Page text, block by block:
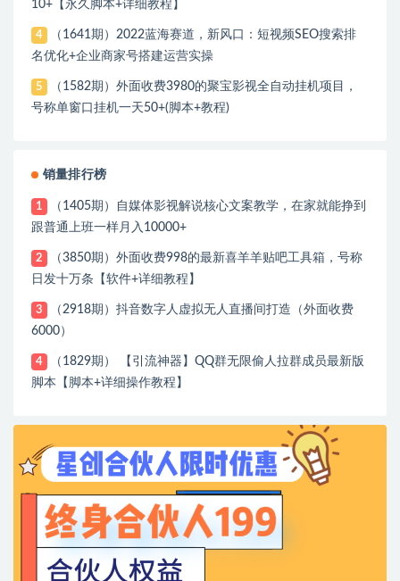
10+【永久脚本+详细教程】
4
（1641期）2022蓝海赛道，新风口：短视频SEO搜索排
名优化+企业商家号搭建运营实操
5
（1582期）外面收费3980的聚宝影视全自动挂机项目，
号称单窗口挂机一天50+(脚本+教程)
销量排行榜
1
（1405期）自媒体影视解说核心文案教学，在家就能挣到
跟普通上班一样月入10000+
2
（3850期）外面收费998的最新喜羊羊贴吧工具箱，号称
日发十万条【软件+详细教程】
3
（2918期）抖音数字人虚拟无人直播间打造（外面收费
6000）
4
（1829期） 【引流神器】QQ群无限偷人拉群成员最新版
脚本【脚本+详细操作教程】